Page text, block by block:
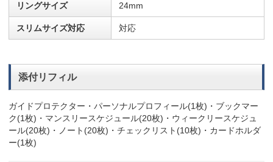
リングサイズ 24mm
スリムサイズ対応 対応
添付リフィル
ガイドプロテクター・パーソナルプロフィール(1枚)・ブックマー
ク(1枚)・マンスリースケジュール(20枚)・ウィークリースケジュ
ール(20枚)・ノート(20枚)・チェックリスト(10枚)・カードホルダ
ー(1枚)